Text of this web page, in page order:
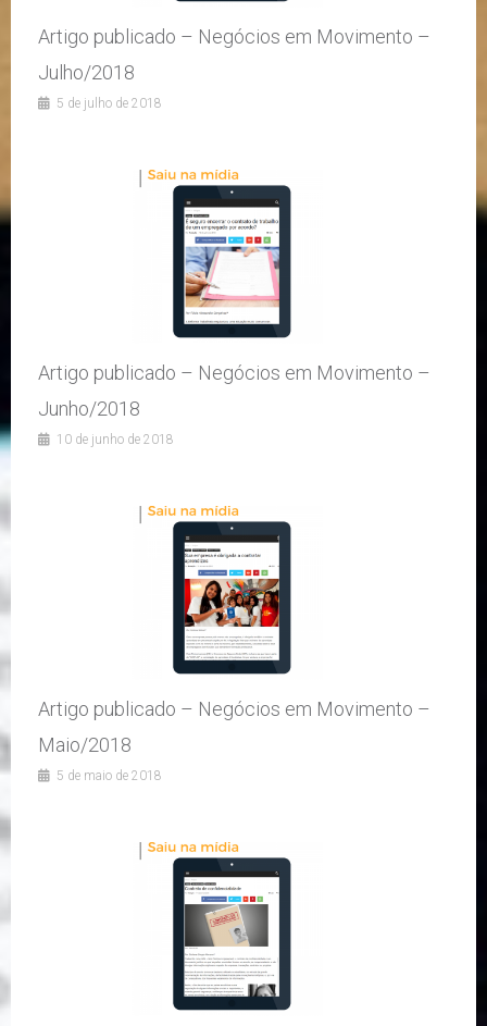
Artigo publicado – Negócios em Movimento –
Julho/2018
5 de julho de 2018
Artigo publicado – Negócios em Movimento –
Junho/2018
10 de junho de 2018
Artigo publicado – Negócios em Movimento –
Maio/2018
5 de maio de 2018